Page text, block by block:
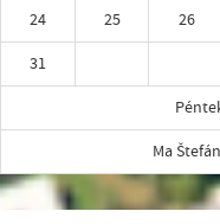
24
25 26
31
Ma